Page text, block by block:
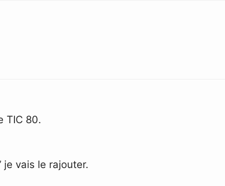
TIC 80.
je vais le rajouter.